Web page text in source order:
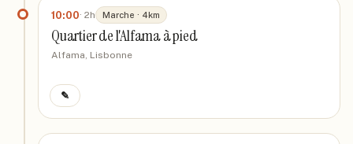
10:00· 2h Marche · 4km
Quartier de l'Alfama à pied
Alfama, Lisbonne
✎